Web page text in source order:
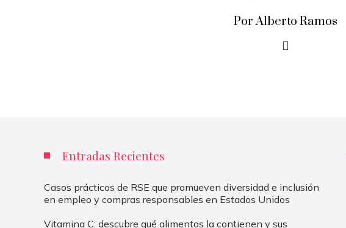
Por Alberto Ramos
Entradas Recientes
Casos prácticos de RSE que promueven diversidad e inclusión
en empleo y compras responsables en Estados Unidos
Vitamina C: descubre qué alimentos la contienen y sus